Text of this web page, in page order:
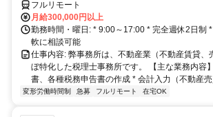
フルリモート
月給300,000円以上
勤務時間・曜日: * 9:00～17:00 * 完全週休2日制
軟に相談可能
仕事内容: 弊事務所は、不動産業（不動産賃貸、
ぼ特化した税理士事務所です。 【主な業務内容
書、各種税務申告書の作成 * 会計入力（不動産売
変形労働時間制 急募 フルリモート 在宅OK